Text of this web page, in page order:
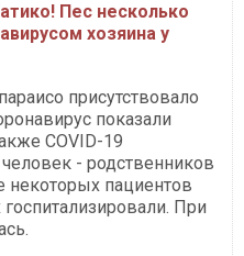
Пес несколько
хозяина у
присутствовало
показали
COVID-19
- родственников
некоторых пациентов
При